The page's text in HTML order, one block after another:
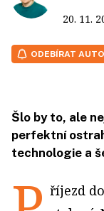
20. 11.
ODEBÍRAT
Šlo by to, ale
perfektní
technologie a
říjezd